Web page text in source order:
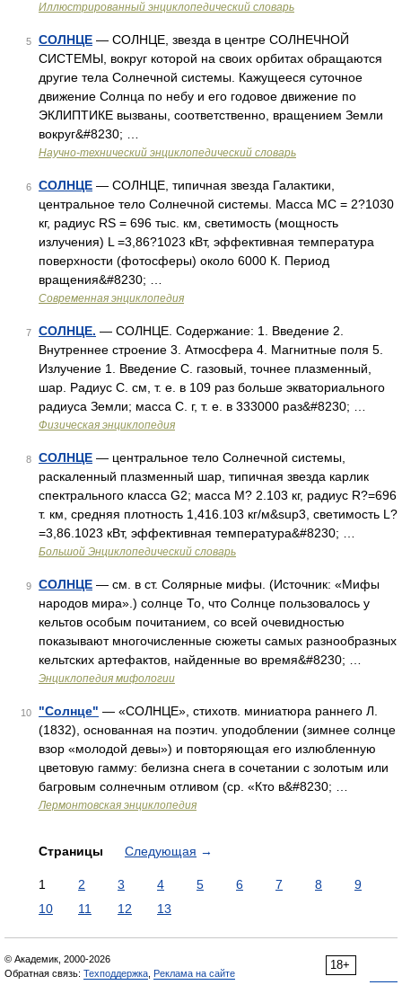
Иллюстрированный энциклопедический словарь
5 СОЛНЦЕ — СОЛНЦЕ, звезда в центре СОЛНЕЧНОЙ
СИСТЕМЫ, вокруг которой на своих орбитах обращаются
другие тела Солнечной системы. Кажущееся суточное
движение Солнца по небу и его годовое движение по
ЭКЛИПТИКЕ вызваны, соответственно, вращением Земли
вокруг&#8230; …
Научно-технический энциклопедический словарь
6 СОЛНЦЕ — СОЛНЦЕ, типичная звезда Галактики,
центральное тело Солнечной системы. Масса MС = 2?1030
кг, радиус RS = 696 тыс. км, светимость (мощность
излучения) L =3,86?1023 кВт, эффективная температура
поверхности (фотосферы) около 6000 К. Период
вращения&#8230; …
Современная энциклопедия
7 СОЛНЦЕ. — СОЛНЦЕ. Содержание: 1. Введение 2.
Внутреннее строение 3. Атмосфера 4. Магнитные поля 5.
Излучение 1. Введение С. газовый, точнее плазменный,
шар. Радиус С. см, т. е. в 109 раз больше экваториального
радиуса Земли; масса С. г, т. е. в 333000 раз&#8230; …
Физическая энциклопедия
8 СОЛНЦЕ — центральное тело Солнечной системы,
раскаленный плазменный шар, типичная звезда карлик
спектрального класса G2; масса М? 2.103 кг, радиус R?=696
т. км, средняя плотность 1,416.103 кг/м&sup3, светимость L?
=3,86.1023 кВт, эффективная температура&#8230; …
Большой Энциклопедический словарь
9 СОЛНЦЕ — см. в ст. Солярные мифы. (Источник: «Мифы
народов мира».) солнце То, что Солнце пользовалось у
кельтов особым почитанием, со всей очевидностью
показывают многочисленные сюжеты самых разнообразных
кельтских артефактов, найденные во время&#8230; …
Энциклопедия мифологии
10 "Солнце" — «СОЛНЦЕ», стихотв. миниатюра раннего Л.
(1832), основанная на поэтич. уподоблении (зимнее солнце
взор «молодой девы») и повторяющая его излюбленную
цветовую гамму: белизна снега в сочетании с золотым или
багровым солнечным отливом (ср. «Кто в&#8230; …
Лермонтовская энциклопедия
Страницы Следующая →
1 2 3 4 5 6 7 8
9
10
11 12 13
18+
© Академик, 2000-2026
Обратная связь: Техподдержка Реклама на сайте